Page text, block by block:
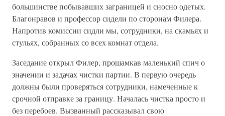
большинстве побывавших заграницей и сносно одетых.
Благонравов и профессор сидели по сторонам Филера.
Напротив комиссии сидли мы, сотрудники, на скамьях и
стульях, собранных со всех комнат отдела.
Заседание открыл Филер, прошамкав маленький спич о
значении и задачах чистки партии. В первую очередь
должны были проверяться сотрудники, намеченные к
срочной отправке за границу. Началась чистка просто и
без перебоев. Вызванный рассказывал свою